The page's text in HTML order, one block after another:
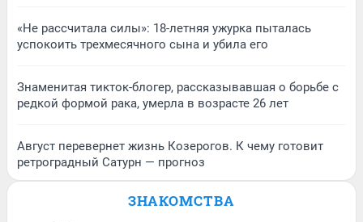
«Не рассчитала силы»: 18-летняя ужурка пыталась
успокоить трехмесячного сына и убила его
Знаменитая тикток-блогер, рассказывавшая о борьбе с
редкой формой рака, умерла в возрасте 26 лет
Август перевернет жизнь Козерогов. К чему готовит
ретроградный Сатурн — прогноз
ЗНАКОМСТВА